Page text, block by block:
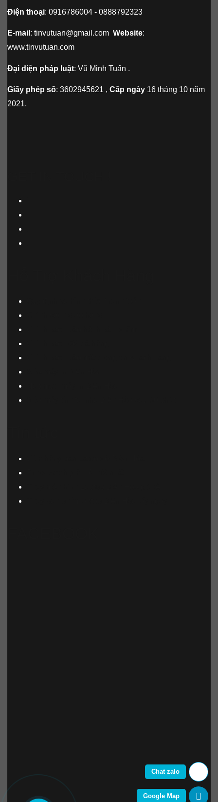
Điện thoại: 0916786004 - 0888792323
E-mail : tinvutuan@gmail.com Website:
www.tinvutuan.com
Đại diện pháp luật: Vũ Minh Tuấn .
Giấy phép số: 3602945621 , Cấp ngày 16 tháng 10 năm
2021.
Chat zalo
Google Map